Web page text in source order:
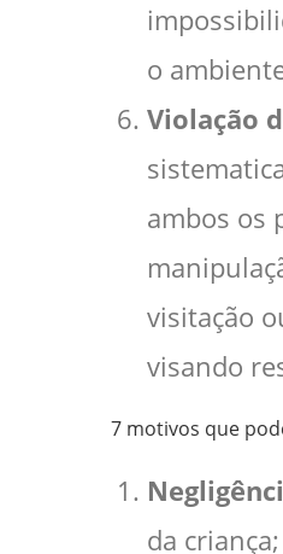
o
Violação
ambos os
visitação
visando
7 motivos que
da criança;